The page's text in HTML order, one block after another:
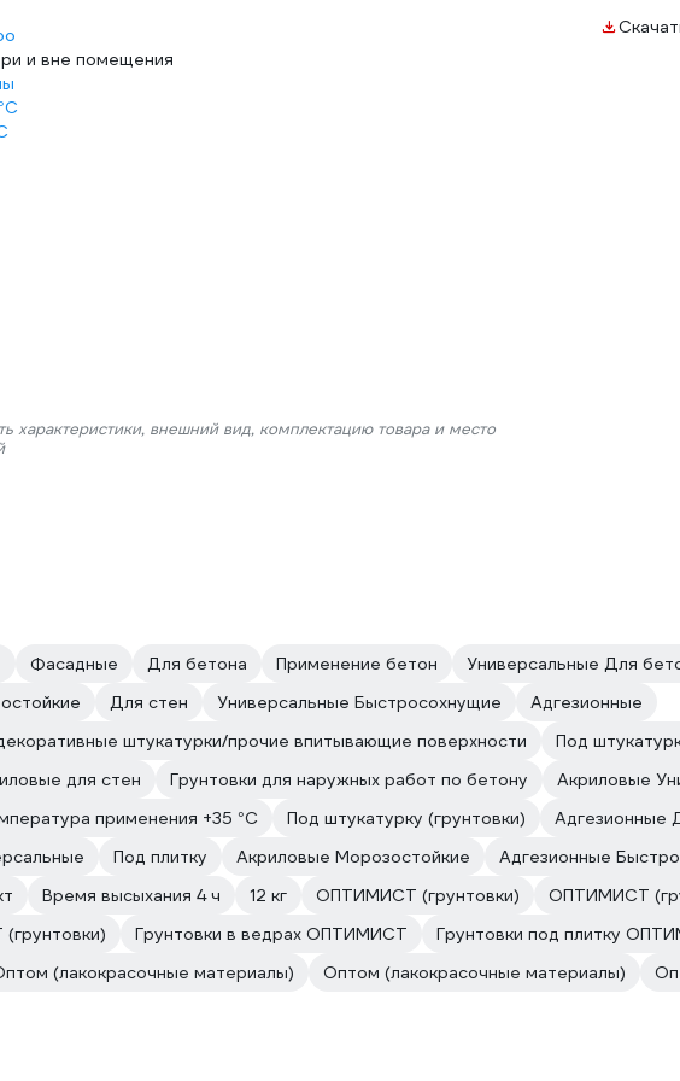
и вне помещения
характеристики, внешний вид, комплектацию товара и место
Фасадные Для бетона Применение бетон
Универсальные Для
Для стен Универсальные Быстросохнущие
Адгезионные
штукатурки/прочие впитывающие поверхности
Под
для стен Грунтовки для наружных работ по бетону
Акриловые
применения +35 °С Под штукатурку (грунтовки) Адгезионные
Под плитку Акриловые Морозостойкие
Адгезионные
Время высыхания 4 ч 12 кг ОПТИМИСТ (грунтовки)
ОПТИМИСТ
Грунтовки в ведрах ОПТИМИСТ
Грунтовки под плитку
(лакокрасочные материалы) Оптом (лакокрасочные материалы)